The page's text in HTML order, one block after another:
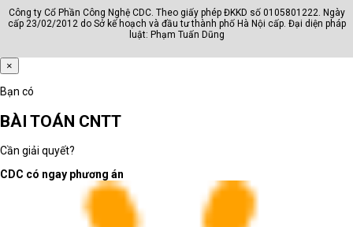
Cân nặng: 2.3 kg
OS: Windows 10 Home 64
Bảo hành: 12 tháng
Xem chi tiết sản phẩm:
b0142tx-4y0z8pa.html
Công ty Cổ Phần Công Nghệ CDC. Theo giấy phép ĐKKD số 0105801222. Ngày
cấp 23/02/2012 do Sở kế hoạch và đầu tư thành phố Hà Nội cấp. Đại diện pháp
luật: Phạm Tuấn Dũng
×
Bạn có
BÀI TOÁN CNTT
Cần giải quyết?
CDC có ngay phương án